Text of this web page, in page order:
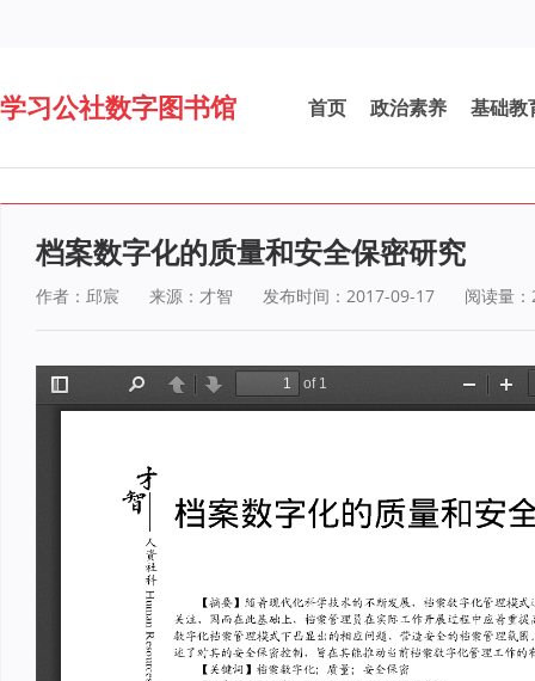
学习公社数字图书馆 首页 政治素养 基础教
档案数字化的质量和安全保密研究
作者：邱宸 来源：才智 发布时间：2017-09-17 阅读量：